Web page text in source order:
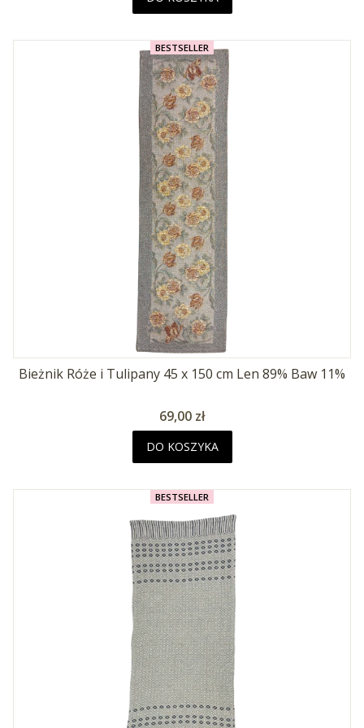
BESTSELLER
Bieżnik Róże i Tulipany 45 x 150 cm Len 89% Baw 11%
Cena
69,00 zł
DO KOSZYKA
BESTSELLER